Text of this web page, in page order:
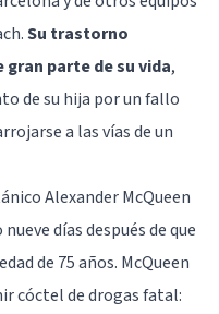
Su trastorno
parte de su vida,
de su hija por un fallo
a las vías de un
Alexander McQueen
días después de que
de 75 años. McQueen
cóctel de drogas fatal: